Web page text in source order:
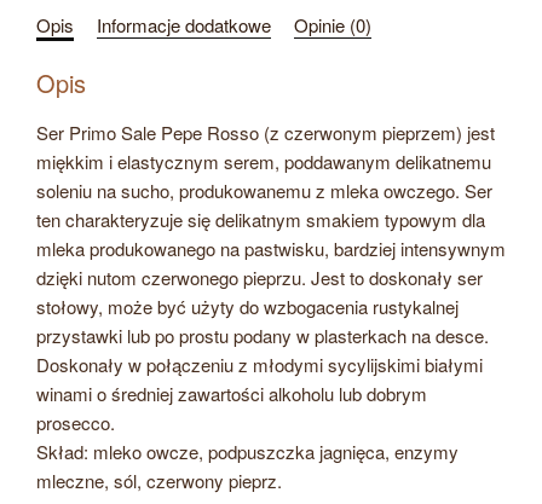
Rosso
(czerwony
pieprz)
Opis Informacje dodatkowe Opinie (0)
Opis
Ser Primo Sale Pepe Rosso (z czerwonym pieprzem) jest
miękkim i elastycznym serem, poddawanym delikatnemu
soleniu na sucho, produkowanemu z mleka owczego. Ser
ten charakteryzuje się delikatnym smakiem typowym dla
mleka produkowanego na pastwisku, bardziej intensywnym
dzięki nutom czerwonego pieprzu. Jest to doskonały ser
stołowy, może być użyty do wzbogacenia rustykalnej
przystawki lub po prostu podany w plasterkach na desce.
Doskonały w połączeniu z młodymi sycylijskimi białymi
winami o średniej zawartości alkoholu lub dobrym
prosecco.
Skład: mleko owcze, podpuszczka jagnięca, enzymy
mleczne, sól, czerwony pieprz.